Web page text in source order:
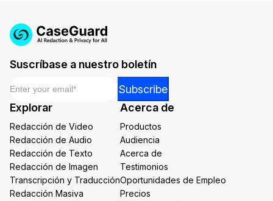
Suscríbase a nuestro boletín
*
Subscribe
Explorar
Redacción de Video
Redacción de Audio
Redacción de Texto
Redacción de Imagen
Transcripción y Traducción
Redacción Masiva
Acerca de
Productos
Audiencia
Acerca de
Testimonios
Oportunidades de Empleo
Precios